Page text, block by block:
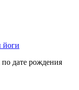
йоги
дате рождения